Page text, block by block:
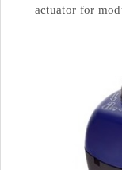
actuator for